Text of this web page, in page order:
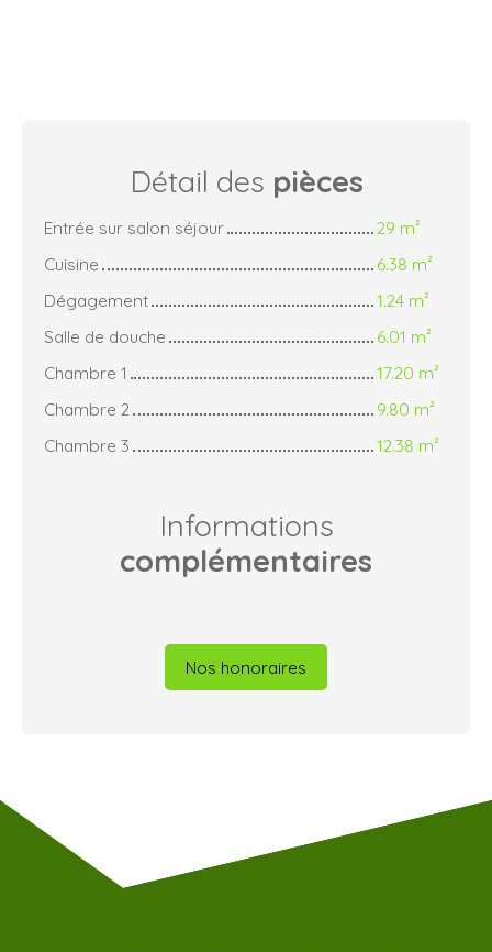
Détail des pièces
Entrée sur salon séjour
29 m²
Cuisine
6.38 m²
Dégagement
1.24 m²
Salle de douche
6.01 m²
Chambre 1
17.20 m²
Chambre 2
9.80 m²
Chambre 3
12.38 m²
Informations
complémentaires
Nos honoraires